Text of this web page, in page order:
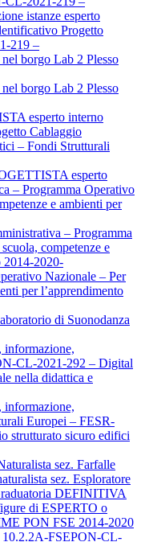
istanze esperto
Progetto
219 –
borgo Lab 2 Plesso
borgo Lab 2 Plesso
esperto interno
Cablaggio
– Fondi Strutturali
esperto
– Programma Operativo
e ambienti per
– Programma
competenze e
2014-2020-
Nazionale – Per
per l’apprendimento
di Suonodanza
informazione,
CL-2021-292 – Digital
nella didattica e
informazione,
Europei – FESR-
strutturato sicuro edifici
sez. Farfalle
sez. Esploratore
DEFINITIVA
di ESPERTO o
PON FSE 2014-2020
10.2.2A-FSEPON-CL-